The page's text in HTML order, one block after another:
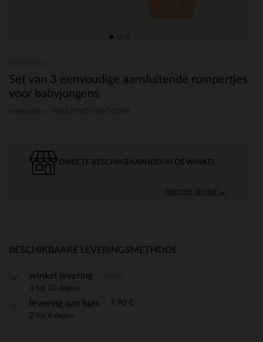
Set van 3 eenvoudige aansluitende rompertjes
voor babyjongens
DIRECTE BESCHIKBAARHEID IN DE WINKEL
Selecteer Winkel →
BESCHIKBAARE LEVERINGSMETHODE
winkel levering
3 tot 10 dagen
levering aan huis 7,90 €
2 tot 4 dagen